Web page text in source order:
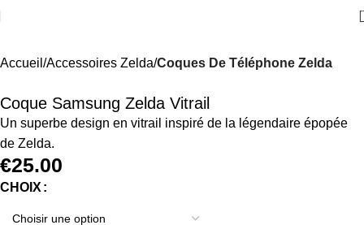
Accueil Accessoires Zelda Coques De Téléphone Zelda
Coque Samsung Zelda Vitrail
Un superbe design en vitrail inspiré de la légendaire épopée
de Zelda.
€25.00
CHOIX